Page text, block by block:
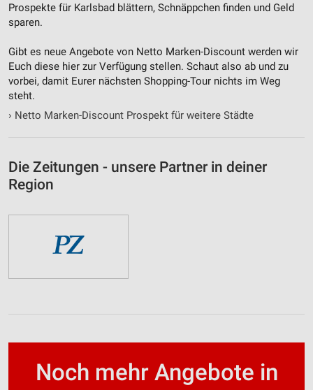
Prospekte für Karlsbad blättern, Schnäppchen finden und Geld
sparen.
Gibt es neue Angebote von Netto Marken-Discount werden wir
Euch diese hier zur Verfügung stellen. Schaut also ab und zu
vorbei, damit Eurer nächsten Shopping-Tour nichts im Weg
steht.
› Netto Marken-Discount Prospekt für weitere Städte
Die Zeitungen - unsere Partner in deiner
Region
Noch mehr Angebote in